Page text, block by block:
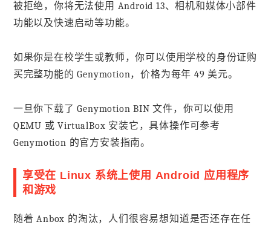
被拒绝，你将无法使用 Android 13、相机和媒体小部件
功能以及快速启动等功能。
如果你是在校学生或教师，你可以使用学校的身份证购
买完整功能的 Genymotion，价格为每年 49 美元。
一旦你下载了 Genymotion BIN 文件，你可以使用
QEMU 或 VirtualBox 安装它，具体操作可参考
Genymotion 的官方安装指南。
享受在 Linux 系统上使用 Android 应用程序
和游戏
随着 Anbox 的淘汰，人们很容易想知道是否还存在任